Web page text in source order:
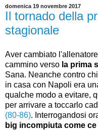
domenica 19 novembre 2017
Il tornado della
stagionale
Aver cambiato
cammino verso la prima
Sana. Neanche contro
in casa con Napoli era
qualche modo a evitare,
per arrivare a toccarlo
(80-86). Interrogandosi
big incompiuta come